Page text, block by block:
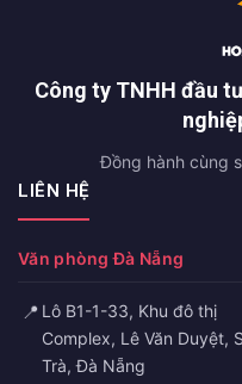
Công ty TNHH đầu
Đồng hành cùng
LIÊN HỆ
Văn phòng Đà Nẵng
📍 Lô B1-1-33, Khu đô thị
Complex, Lê Văn Duyệt,
Trà, Đà Nẵng